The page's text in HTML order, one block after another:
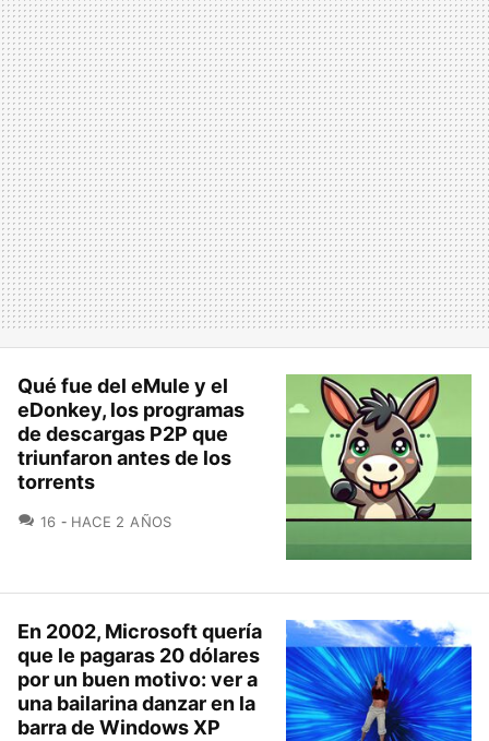
Qué fue del eMule y el
eDonkey, los programas
de descargas P2P que
triunfaron antes de los
torrents
16 COMENTARIOS
HACE 2 AÑOS
En 2002, Microsoft quería
que le pagaras 20 dólares
por un buen motivo: ver a
una bailarina danzar en la
barra de Windows XP